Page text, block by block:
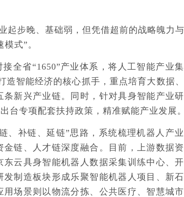
起步晚、基础弱，但凭借超前的战略魄力
式”。
全省“1650”产业体系，将人工智能产业
造智能经济的核心抓手，重点培育大数据
新兴产业链。同时，针对具身智能产业研
台专项配套扶持政策，精准赋能产业发展。
、补链、延链”思路，系统梳理机器人产
链、人才链深度融合。目前，上游数据
云具身智能机器人数据采集训练中心、
制造板块形成乐聚智能机器人项目、新
场景则以物流分拣、公共医疗、智慧城